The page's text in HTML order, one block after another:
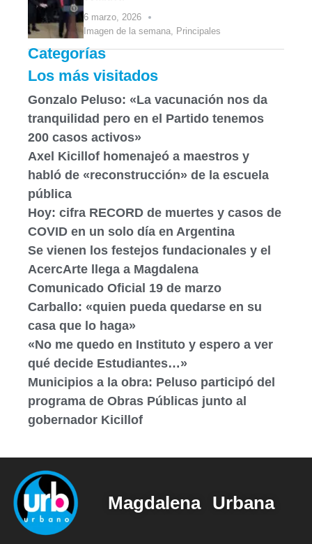
6 marzo, 2026
Imagen de la semana Principales
Categorías
Los más visitados
Gonzalo Peluso: «La vacunación nos da
tranquilidad pero en el Partido tenemos
200 casos activos»
Axel Kicillof homenajeó a maestros y
habló de «reconstrucción» de la escuela
pública
Hoy: cifra RECORD de muertes y casos de
COVID en un solo día en Argentina
Se vienen los festejos fundacionales y el
AcercArte llega a Magdalena
Comunicado Oficial 19 de marzo
Carballo: «quien pueda quedarse en su
casa que lo haga»
«No me quedo en Instituto y espero a ver
qué decide Estudiantes…»
Municipios a la obra: Peluso participó del
programa de Obras Públicas junto al
gobernador Kicillof
Magdalena Urbana